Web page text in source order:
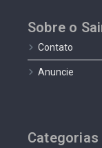
Sobre o
Contato
Anuncie
Categorias